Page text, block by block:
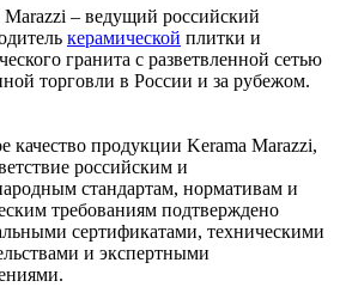
Marazzi – ведущий российский
керамической плитки и
гранита с разветвленной сетью
торговли в России и за рубежом.
качество продукции Kerama Marazzi,
российским и
стандартам, нормативам и
требованиям подтверждено
сертификатами, техническими
и экспертными